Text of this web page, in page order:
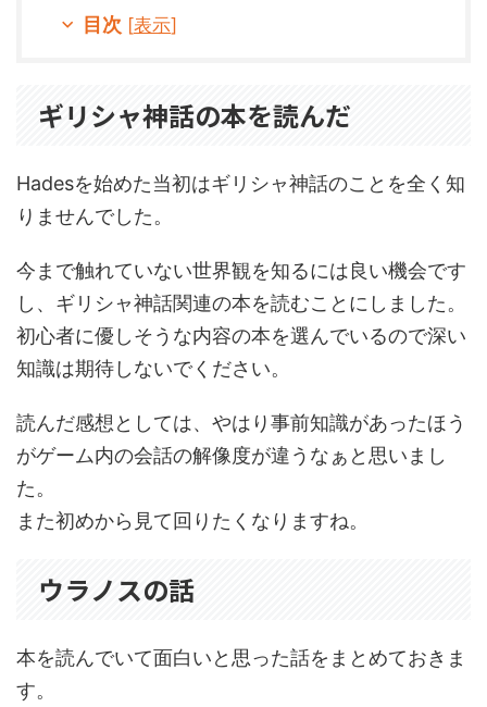
目次 [表示]
ギリシャ神話の本を読んだ
Hadesを始めた当初はギリシャ神話のことを全く知
りませんでした。
今まで触れていない世界観を知るには良い機会です
し、ギリシャ神話関連の本を読むことにしました。
初心者に優しそうな内容の本を選んでいるので深い
知識は期待しないでください。
読んだ感想としては、やはり事前知識があったほう
がゲーム内の会話の解像度が違うなぁと思いまし
た。
また初めから見て回りたくなりますね。
ウラノスの話
本を読んでいて面白いと思った話をまとめておきま
す。